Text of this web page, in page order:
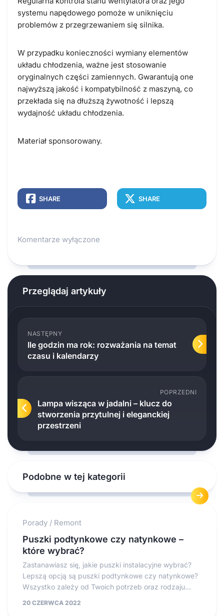
systemu napędowego pomoże w uniknięciu
problemów z przegrzewaniem się silnika.
W przypadku konieczności wymiany elementów
układu chłodzenia, ważne jest stosowanie
oryginalnych części zamiennych. Gwarantują one
najwyższą jakość i kompatybilność z maszyną, co
przekłada się na dłuższą żywotność i lepszą
wydajność układu chłodzenia.
Materiał sponsorowany.
SHARE SHARE
Komentarze wyłączone
Przeglądaj artykuły
NASTĘPNY
Ile godzin ma rok: rozważania na temat
czasu i kalendarzy
POPRZEDNI
Lampa wisząca w jadalni – klucz do
stworzenia przytulnej i eleganckiej
przestrzeni
Podobne w tej kategorii
Porady / Remont
Puszki podtynkowe czy natynkowe –
które wybrać?
Zastanawiasz się, jakie puszki instalacyjne wybrać?
Lepszą opcją są puszki podtynkowe czy natynkowe?
Wszystko zależy od Twoich potrzeb oraz rodzaju...
20 CZERWCA 2022